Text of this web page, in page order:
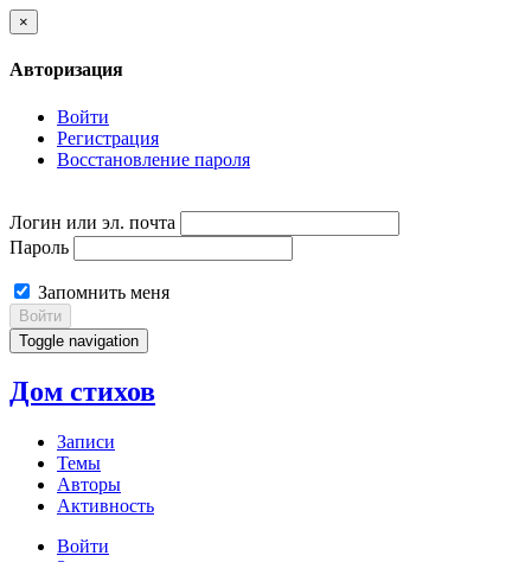
×
Авторизация
Войти
Регистрация
Восстановление пароля
Логин или эл. почта
Пароль
Запомнить меня
Войти
Toggle navigation
Дом стихов
Записи
Темы
Авторы
Активность
Войти